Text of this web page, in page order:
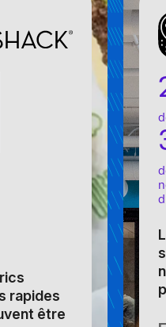
rapides
être